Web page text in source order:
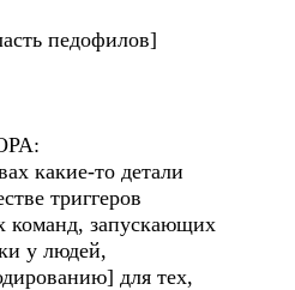
педофилов]
какие-то детали
триггеров
команд, запускающих
у людей,
для тех,